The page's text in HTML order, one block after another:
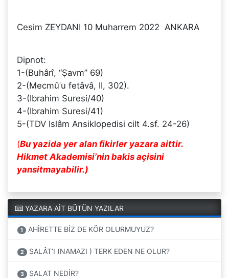
Cesim ZEYDANI 10 Muharrem 2022 ANKARA
Dipnot:
1-(Buhârî, “Ṣavm” 69)
2-(Mecmûʿu fetâvâ, II, 302).
3-(Ibrahim Suresi/40)
4-(Ibrahim Suresi/41)
5-(TDV Islâm Ansiklopedisi cilt 4.sf. 24-26)
(Bu yazida yer alan fikirler yazara aittir.
Hikmet Akademisi’nin bakis açisini
yansitmayabilir.)
YAZARA AİT BÜTÜN YAZILAR
1 AHİRETTE BİZ DE KÖR OLURMUYUZ?
2 SALÂT’I (NAMAZI ) TERK EDEN NE OLUR?
3 SALAT NEDİR?